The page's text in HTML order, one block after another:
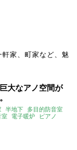
家、町家など、魅
大なアノ空間が
半地下 多目的防音室
室 電子暖炉 ピアノ